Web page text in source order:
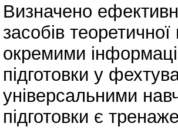
Визначено
засобів
окремими
підготовки у
універсальними
підготовки є